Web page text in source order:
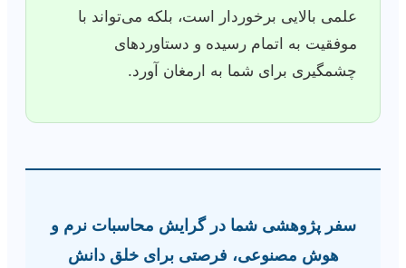
علمی بالایی برخوردار است، بلکه می‌تواند با
موفقیت به اتمام رسیده و دستاوردهای
چشمگیری برای شما به ارمغان آورد.
سفر پژوهشی شما در گرایش محاسبات نرم و
هوش مصنوعی، فرصتی برای خلق دانش